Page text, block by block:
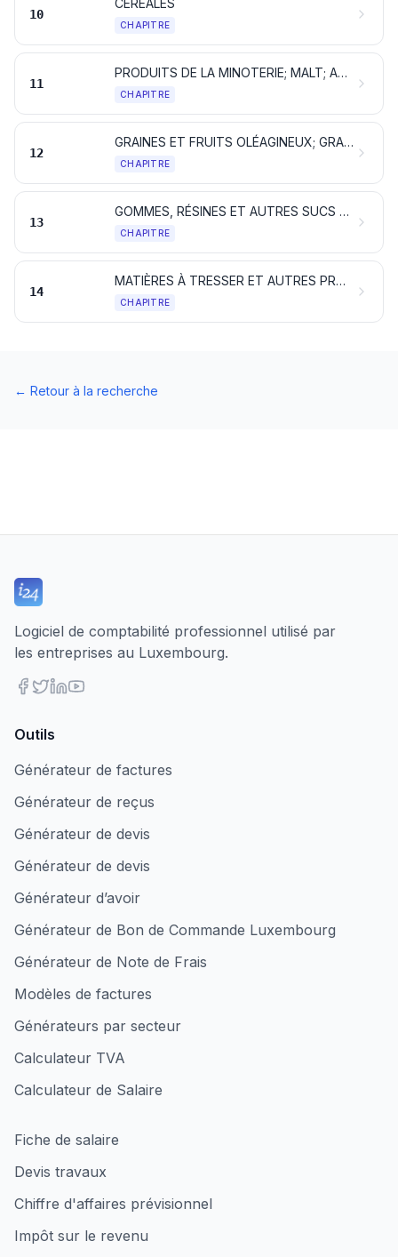
10
CÉRÉALES
CHAPITRE
11
PRODUITS DE LA MINOTERIE; MALT; AMIDONS ET FÉCULES; INULINE; GLUTEN DE FROMENT
CHAPITRE
12
GRAINES ET FRUITS OLÉAGINEUX; GRAINES, SEMENCES ET FRUITS DIVERS; PLANTES INDUSTRIELLES OU MÉDICINALES; PAILLES ET FOURRAGES
CHAPITRE
13
GOMMES, RÉSINES ET AUTRES SUCS ET EXTRAITS VÉGÉTAUX
CHAPITRE
14
MATIÈRES À TRESSER ET AUTRES PRODUITS D'ORIGINE VÉGÉTALE, NON DÉNOMMÉS NI COMPRIS AILLEURS
CHAPITRE
← Retour à la recherche
Logiciel de comptabilité professionnel utilisé par
les entreprises au Luxembourg.
Outils
Générateur de factures
Générateur de reçus
Générateur de devis
Générateur de devis
Générateur d’avoir
Générateur de Bon de Commande Luxembourg
Générateur de Note de Frais
Modèles de factures
Générateurs par secteur
Calculateur TVA
Calculateur de Salaire
Fiche de salaire
Devis travaux
Chiffre d'affaires prévisionnel
Impôt sur le revenu